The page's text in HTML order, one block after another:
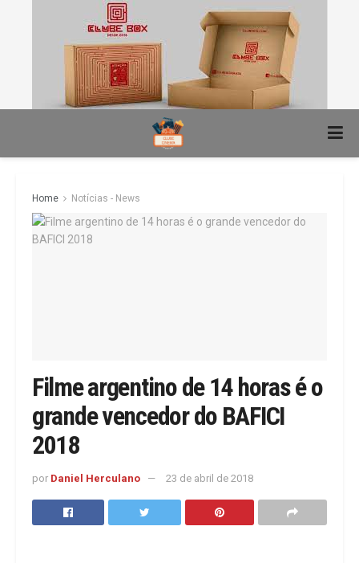
Home Notícias - News
Filme argentino de 14 horas é o
grande vencedor do BAFICI
2018
por Daniel Herculano 23 de abril de 2018